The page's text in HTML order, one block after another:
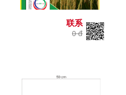
联系
0 đ